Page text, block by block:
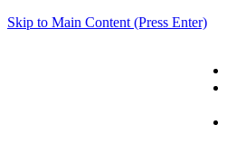
Skip to Main Content (Press Enter)